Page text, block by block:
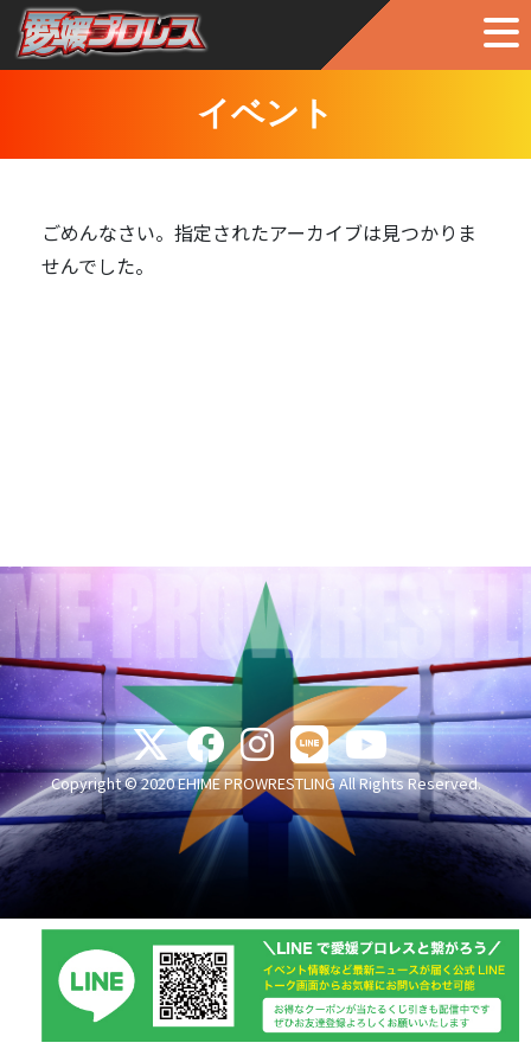
イベント
ごめんなさい。指定されたアーカイブは見つかりま
せんでした。
Copyright © 2020 EHIME PROWRESTLING All Rights Reserved.